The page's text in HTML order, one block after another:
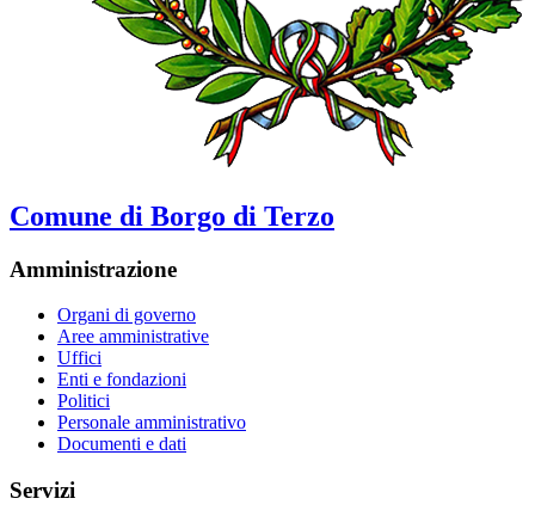
Comune di Borgo di Terzo
Amministrazione
Organi di governo
Aree amministrative
Uffici
Enti e fondazioni
Politici
Personale amministrativo
Documenti e dati
Servizi